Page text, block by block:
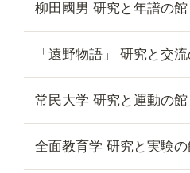
柳田國男 研究と年譜の館
「遠野物語」 研究と交
常民大学 研究と運動の館
全面教育学 研究と実験